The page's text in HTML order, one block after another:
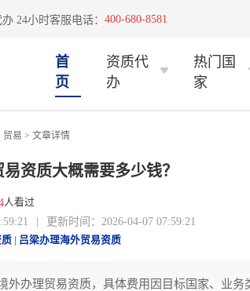
24小时客服电话： 400-680-8581
首
页
资质代
办
热门国
家
贸易 > 文章详情
资质大概需要多少钱？
人看过
| 更新时间：2026-04-07 07:59:21
吕梁办理海外贸易资质
外办理贸易资质，具体费用因目标国家、业